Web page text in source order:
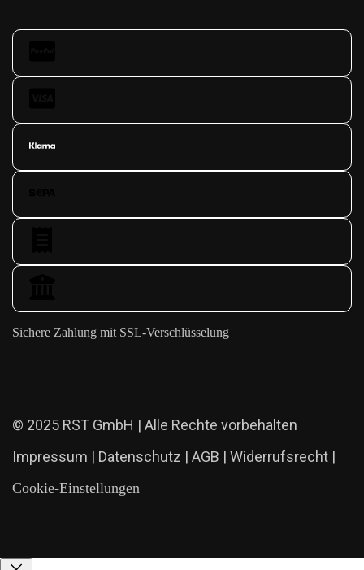
Sichere Zahlung mit SSL-Verschlüsselung
© 2025 RST GmbH | Alle Rechte vorbehalten
Impressum | Datenschutz | AGB | Widerrufsrecht |
Cookie-Einstellungen